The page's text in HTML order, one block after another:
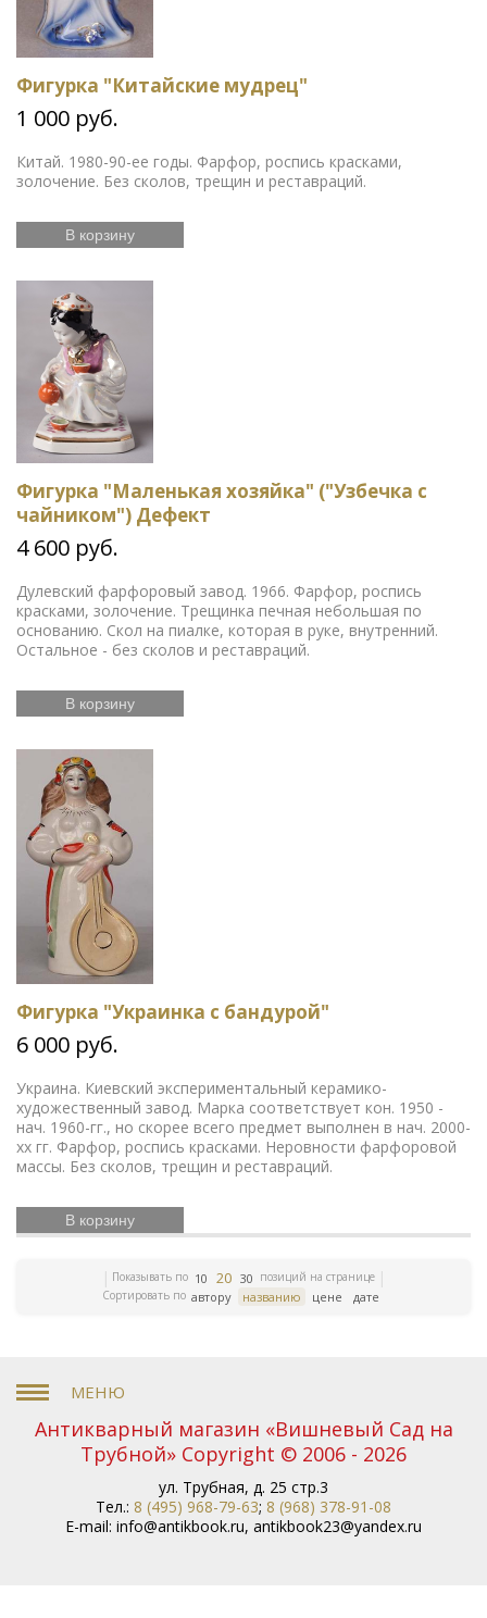
Фигурка "Китайские мудрец"
1 000 руб.
Китай. 1980-90-ее годы. Фарфор, роспись красками,
золочение. Без сколов, трещин и реставраций.
В корзину
Фигурка "Маленькая хозяйка" ("Узбечка с
чайником") Дефект
4 600 руб.
Дулевский фарфоровый завод. 1966. Фарфор, роспись
красками, золочение. Трещинка печная небольшая по
основанию. Скол на пиалке, которая в руке, внутренний.
Остальное - без сколов и реставраций.
В корзину
Фигурка "Украинка с бандурой"
6 000 руб.
Украина. Киевский экспериментальный керамико-
художественный завод. Марка соответствует кон. 1950 -
нач. 1960-гг., но скорее всего предмет выполнен в нач. 2000-
хх гг. Фарфор, роспись красками. Неровности фарфоровой
массы. Без сколов, трещин и реставраций.
В корзину
Показывать по 10 20 30 позиций на странице
Сортировать по автору названию цене дате
Антикварный магазин «Вишневый Сад на
Трубной» Copyright © 2006 - 2026
ул. Трубная, д. 25 стр.3
Тел.: 8 (495) 968-79-63; 8 (968) 378-91-08
E-mail: info@antikbook.ru, antikbook23@yandex.ru